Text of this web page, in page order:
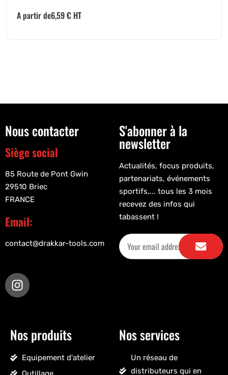
A partir de6,59€ HT
Nous contacter
Siège social
85 Route de Pont Gwin
29510 Briec
FRANCE
Email:
contact@drakkar-tools.com
S'abonner à la
newsletter
Actualités, focus produits,
partenariats, événements
sportifs,... tous les 3 mois
recevez des infos qui
tabassent !
Nos produits
Equipement d'atelier
Nos services
Un réseau de
distributeurs qui en